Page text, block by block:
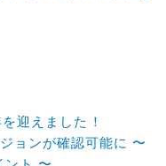
迎えました！
ョンが確認可能に 〜